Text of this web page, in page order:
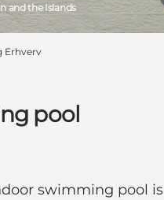
pool
swimming pool is
and the Islands
Erhverv